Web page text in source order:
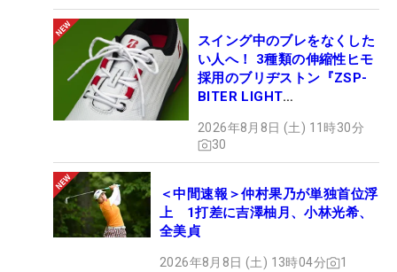
スイング中のブレをなくした
い人へ！ 3種類の伸縮性ヒモ
採用のブリヂストン『ZSP-
BITER LIGHT
ュー
2026年8月8日 (土) 11時30分
30
＜中間速報＞仲村果乃が単独首位浮
上 1打差に吉澤柚月、小林光希、
全美貞
2026年8月8日 (土) 13時04分 1